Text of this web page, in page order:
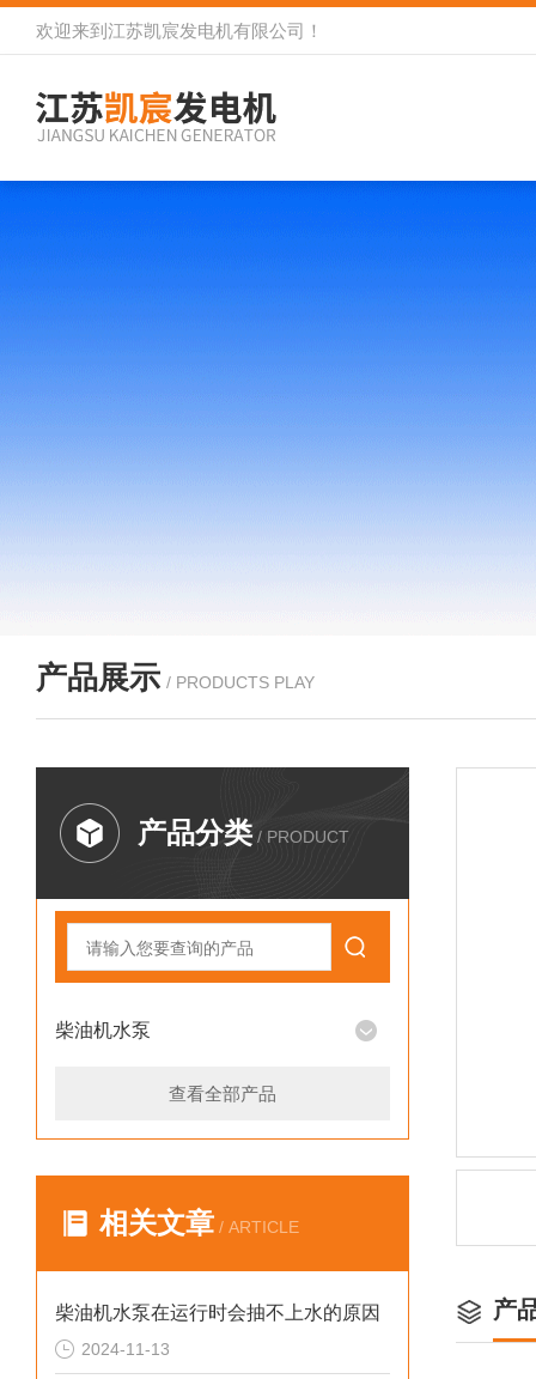
欢迎来到 江苏凯宸发电机有限公司 ！
产品展示 / PRODUCTS PLAY
产品分类 / PRODUCT
柴油机水泵
查看全部产品
相关文章 / ARTICLE
柴油机水泵在运行时会抽不上水的原因
2024-11-13
产